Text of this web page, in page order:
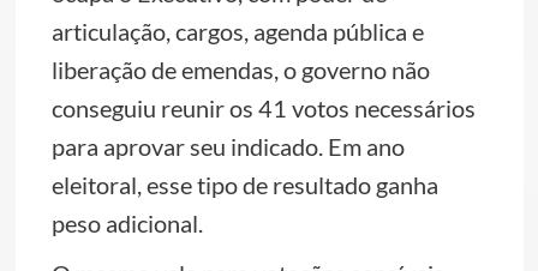
articulação, cargos, agenda pública e
liberação de emendas, o governo não
conseguiu reunir os 41 votos necessários
para aprovar seu indicado. Em ano
eleitoral, esse tipo de resultado ganha
peso adicional.